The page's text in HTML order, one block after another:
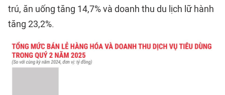
trú, ăn uống tăng 14,7% và doanh thu du lịch lữ hành
tăng 23,2%.